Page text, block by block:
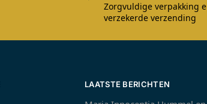
Zorgvuldige verpakking
verzekerde verzending
LAATSTE BERICHTEN